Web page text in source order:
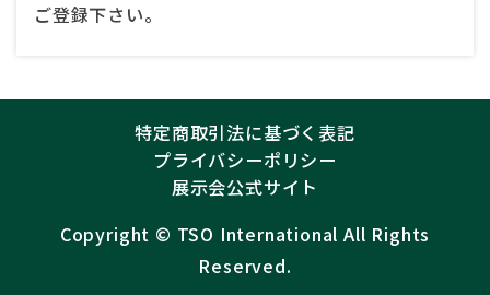
ご登録下さい。
特定商取引法に基づく表記
プライバシーポリシー
展示会公式サイト
Copyright ©︎ TSO International All Rights
Reserved.